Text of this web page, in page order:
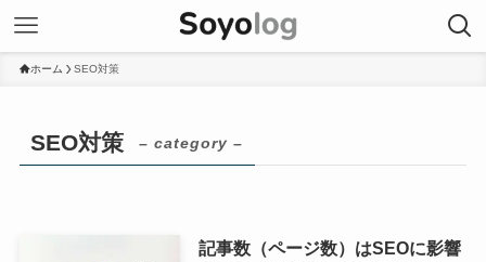
ホーム SEO対策
SEO対策 – category –
記事数（ページ数）はSEOに影響